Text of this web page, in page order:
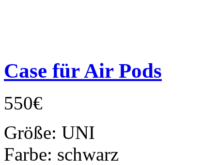
Case für Air Pods
550€
Größe: UNI
Farbe: schwarz